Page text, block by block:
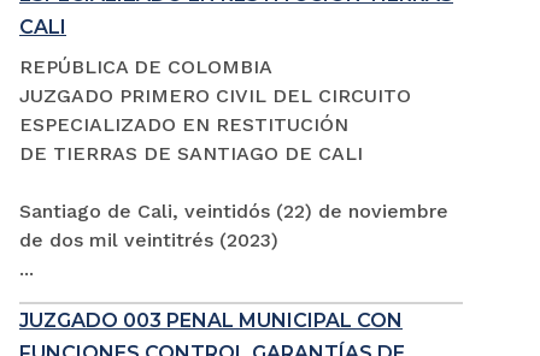
CALI
REPÚBLICA DE COLOMBIA
JUZGADO PRIMERO CIVIL DEL CIRCUITO
ESPECIALIZADO EN RESTITUCIÓN
DE TIERRAS DE SANTIAGO DE CALI
Santiago de Cali, veintidós (22) de noviembre
de dos mil veintitrés (2023)
...
JUZGADO 003 PENAL MUNICIPAL CON